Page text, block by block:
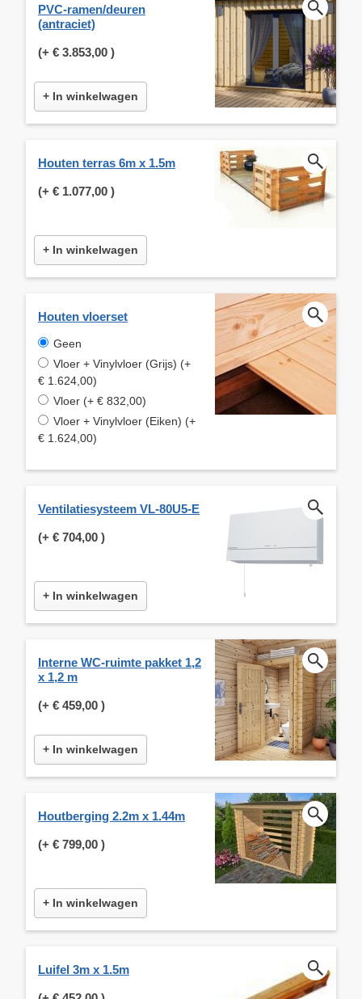
PVC-ramen/deuren
(antraciet)
(+ € 3.853,00 )
+ In winkelwagen
Houten terras 6m x 1.5m
(+ € 1.077,00 )
+ In winkelwagen
Houten vloerset
Geen
Vloer + Vinylvloer (Grijs) (+
€ 1.624,00)
Vloer (+ € 832,00)
Vloer + Vinylvloer (Eiken) (+
€ 1.624,00)
Ventilatiesysteem VL-80U5-E
(+ € 704,00 )
+ In winkelwagen
Interne WC-ruimte pakket 1,2
x 1,2 m
(+ € 459,00 )
+ In winkelwagen
Houtberging 2.2m x 1.44m
(+ € 799,00 )
+ In winkelwagen
Luifel 3m x 1.5m